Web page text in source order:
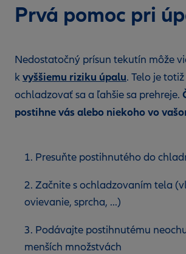
Prvá pomoc pri
Nedostatočný prísun tekutín môže
kvyššiemu riziku úpalu. Telo je
ochladzovať sa a ľahšie sa prehreje.
postihne vás alebo niekoho vo
1. Presuňte postihnutého do
2. Začnite s ochladzovaním tela
ovievanie, sprcha, ...)
3. Podávajte postihnutému
menších množstvách